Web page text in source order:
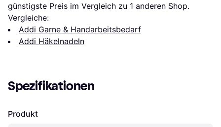
günstigste Preis im Vergleich zu 1 anderen Shop.
Vergleiche:
Addi Garne & Handarbeitsbedarf
Addi Häkelnadeln
Spezifikationen
Produkt